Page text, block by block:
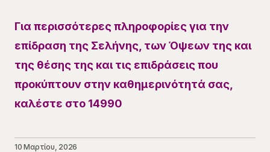
Για περισσότερες πληροφορίες για την
επίδραση της Σελήνης, των Όψεων της και
της θέσης της και τις επιδράσεις που
προκύπτουν στην καθημερινότητά σας,
καλέστε στο 14990
10 Μαρτίου, 2026